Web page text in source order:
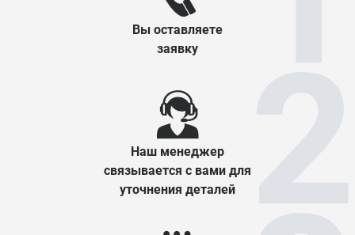
Вы оставляете
заявку
Наш менеджер
связывается с вами для
уточнения деталей